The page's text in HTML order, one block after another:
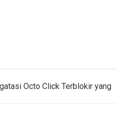
Octo Click Terblokir yang